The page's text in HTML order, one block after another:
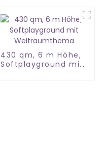
430 qm, 6 m Höhe,
Softplayground mit